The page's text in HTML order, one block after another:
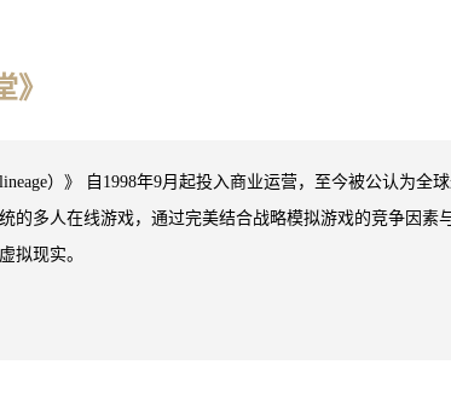
》
lineage）》 自1998年9月起投入商业运营，至今被公认为全
的多人在线游戏，通过完美结合战略模拟游戏的竞争因素
拟现实。